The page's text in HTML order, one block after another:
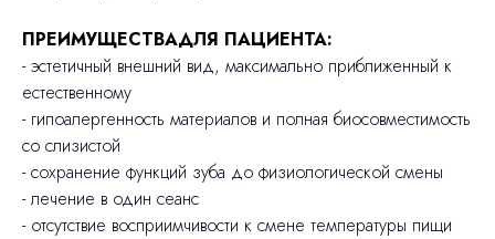
ПРЕИМУЩЕСТВАДЛЯ ПАЦИЕНТА:
- эстетичный внешний вид, максимально приближенный к
естественному
- гипоалергенность материалов и полная биосовместимость
со слизистой
- сохранение функций зуба до физиологической смены
- лечение в один сеанс
- отсутствие восприимчивости к смене температуры пищи